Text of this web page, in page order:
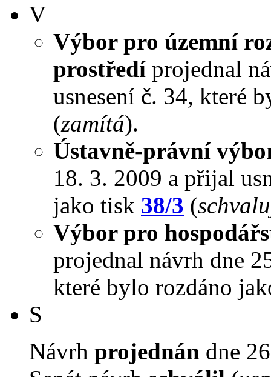
V
Výbor pro územní
prostředíprojednal
usnesení č. 34, které
(zamítá).
Ústavně-právní
18. 3. 2009 a přijal
jako tisk 38/3 (
Výbor pro
projednal návrh dne
které bylo rozdáno
S
Návrh projednán dne